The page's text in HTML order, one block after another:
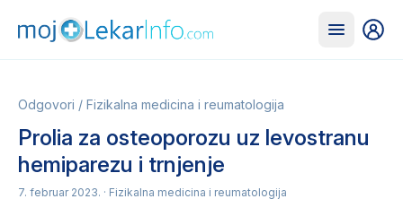
Odgovori / Fizikalna medicina i reumatologija
Prolia za osteoporozu uz levostranu
hemiparezu i trnjenje
7. februar 2023. · Fizikalna medicina i reumatologija